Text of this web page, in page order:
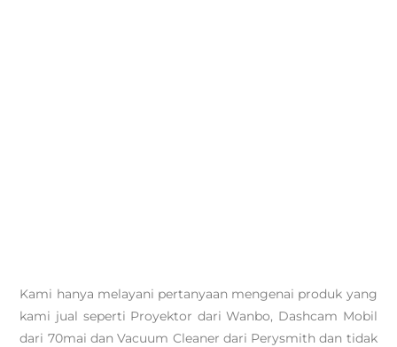
Kami hanya melayani pertanyaan mengenai produk yang
kami jual seperti Proyektor dari Wanbo, Dashcam Mobil
dari 70mai dan Vacuum Cleaner dari Perysmith dan tidak